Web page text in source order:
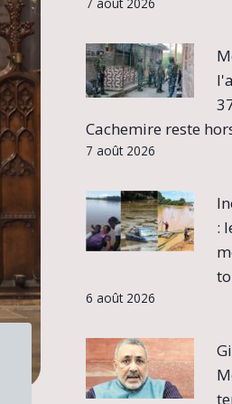
Cachemire reste
7 août 2026
:
6 août 2026